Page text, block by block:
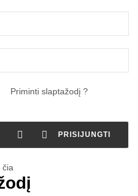
Priminti slaptažodį ?
  PRISIJUNGTI
čia